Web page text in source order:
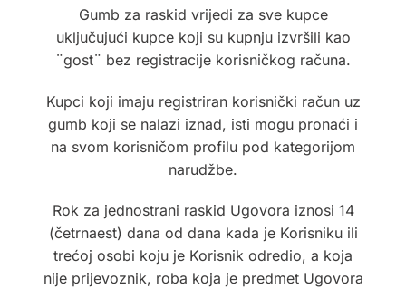
Gumb za raskid vrijedi za sve kupce
uključujući kupce koji su kupnju izvršili kao
¨gost¨ bez registracije korisničkog računa.
Kupci koji imaju registriran korisnički račun uz
gumb koji se nalazi iznad, isti mogu pronaći i
na svom korisničom profilu pod kategorijom
narudžbe.
Rok za jednostrani raskid Ugovora iznosi 14
(četrnaest) dana od dana kada je Korisniku ili
trećoj osobi koju je Korisnik odredio, a koja
nije prijevoznik, roba koja je predmet Ugovora